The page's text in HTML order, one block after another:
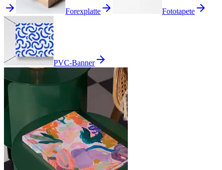
Forexplatte Fototapete
PVC-Banner